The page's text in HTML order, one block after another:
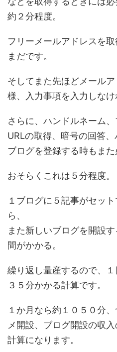
約２分程度。
フリーメールアドレスを
まだです。
そしてまた先ほどメール
様、入力事項を入力しなけ
さらに、ハンドルネーム、
URLの取得、暗号の回答
ブログを登録する時もまた
おそらくこれは５分程度。
１ブログに５記事がセッ
ら、
また新しいブログを開設
間がかかる。
繰り返し量産するので、
３５分かかる計算です。
１か月なら約１０５０分
メ開設、ブログ開設の収
計算になります。